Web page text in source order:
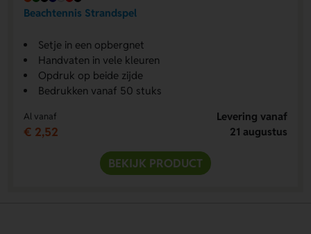
Beachtennis Strandspel
Setje in een opbergnet
Handvaten in vele kleuren
Opdruk op beide zijde
Bedrukken vanaf 50 stuks
Al vanaf
€ 2,52
Levering vanaf
21 augustus
BEKIJK PRODUCT